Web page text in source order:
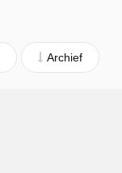
Archief